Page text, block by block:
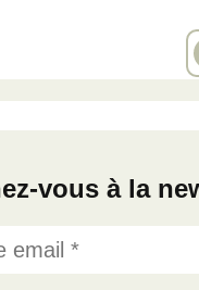
vous à la